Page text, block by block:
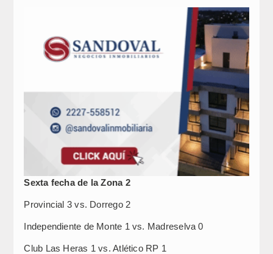
Sexta fecha de la Zona 2
Provincial 3 vs. Dorrego 2
Independiente de Monte 1 vs. Madreselva 0
Club Las Heras 1 vs. Atlético RP 1